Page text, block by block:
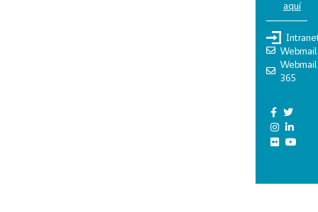
aquí
Webmail
Webmail
365